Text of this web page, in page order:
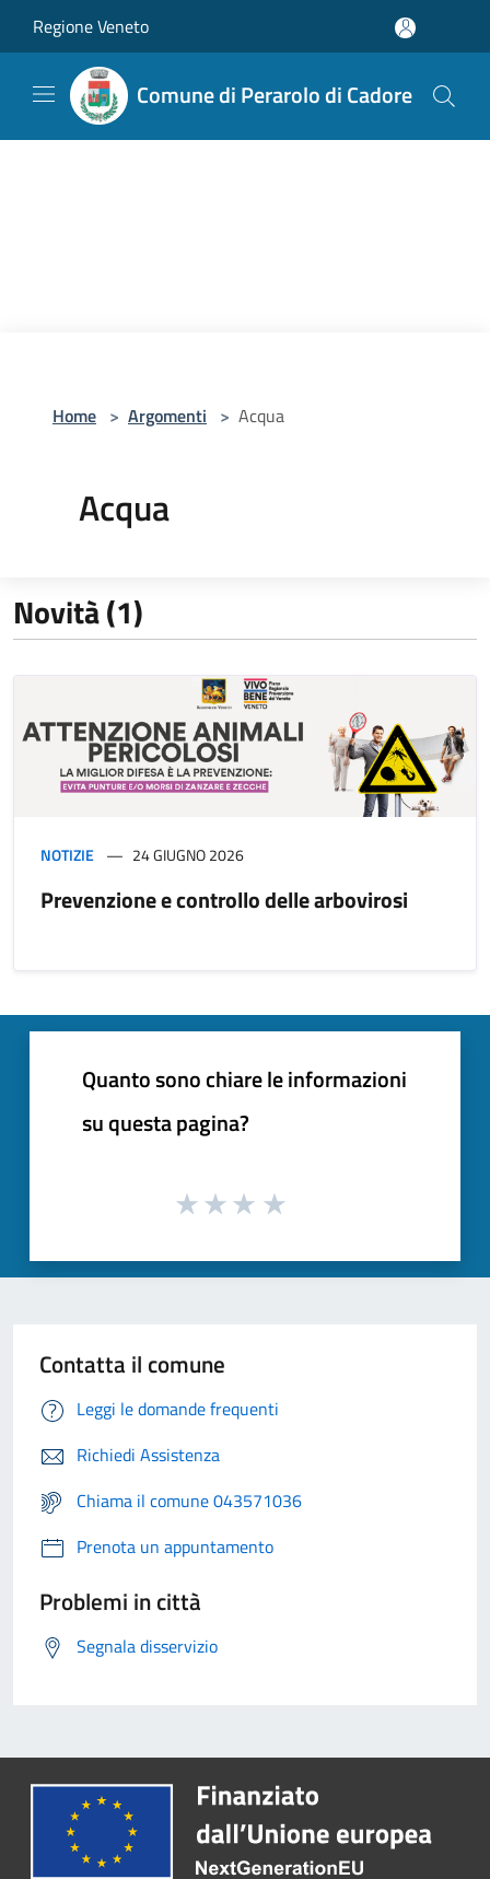
Regione Veneto
Comune di Perarolo di Cadore
Home > Argomenti > Acqua
Acqua
Novità (1)
NOTIZIE 24 GIUGNO 2026
Prevenzione e controllo delle arbovirosi
Quanto sono chiare le informazioni
su questa pagina?
Contatta il comune
Leggi le domande frequenti
Richiedi Assistenza
Chiama il comune 043571036
Prenota un appuntamento
Problemi in città
Segnala disservizio